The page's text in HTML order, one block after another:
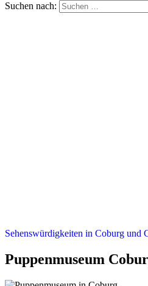
Suchen nach:
Sehenswürdigkeiten in Coburg und
Puppenmuseum